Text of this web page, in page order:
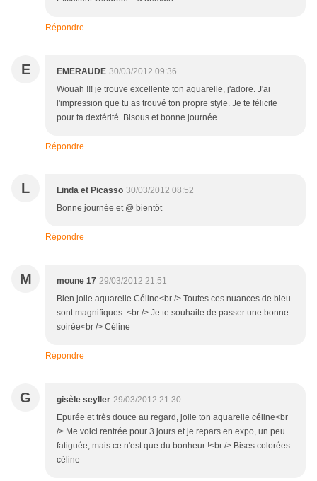
Répondre
E EMERAUDE 30/03/2012 09:36
Wouah !!! je trouve excellente ton aquarelle, j'adore. J'ai
l'impression que tu as trouvé ton propre style. Je te félicite
pour ta dextérité. Bisous et bonne journée.
Répondre
L Linda et Picasso 30/03/2012 08:52
Bonne journée et @ bientôt
Répondre
M moune 17 29/03/2012 21:51
Bien jolie aquarelle Céline<br /> Toutes ces nuances de bleu
sont magnifiques .<br /> Je te souhaite de passer une bonne
soirée<br /> Céline
Répondre
G gisèle seyller 29/03/2012 21:30
Epurée et très douce au regard, jolie ton aquarelle céline<br
/> Me voici rentrée pour 3 jours et je repars en expo, un peu
fatiguée, mais ce n'est que du bonheur !<br /> Bises colorées
céline